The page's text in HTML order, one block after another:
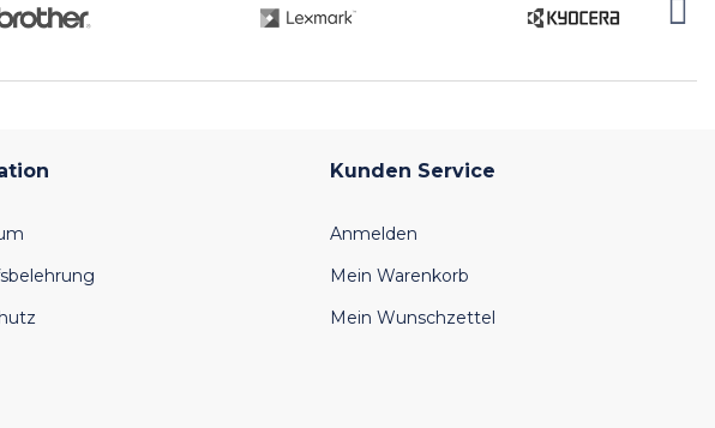
Kunden Service
Anmelden
Mein Warenkorb
Mein Wunschzettel